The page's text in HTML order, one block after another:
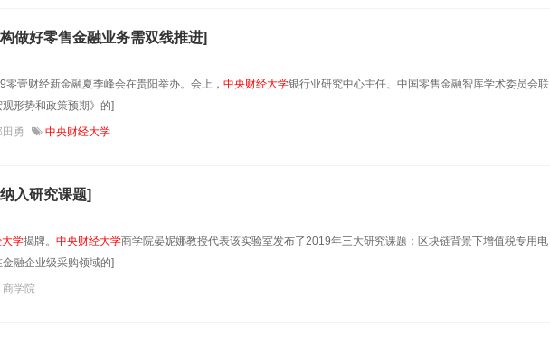
做好零售金融业务需双线推进]
壹财经新金融夏季峰会在贵阳举办。会上， 中央财经大学银行业研究中心主任、中国零售金融智库学术委员会联
形势和政策预期》的]
田勇 中央财经大学
入研究课题]
学揭牌。 中央财经大学商学院晏妮娜教授代表该实验室发布了2019年三大研究课题：区块链背景下增值税专用电
融企业级采购领域的]
商学院